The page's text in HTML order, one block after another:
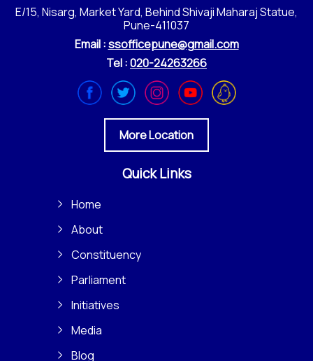
E/15, Nisarg, Market Yard, Behind Shivaji Maharaj Statue,
Pune-411037
Email :ssofficepune@gmail.com
Tel :020-24263266
More Location
Quick Links
Home
About
Constituency
Parliament
Initiatives
Media
Blog